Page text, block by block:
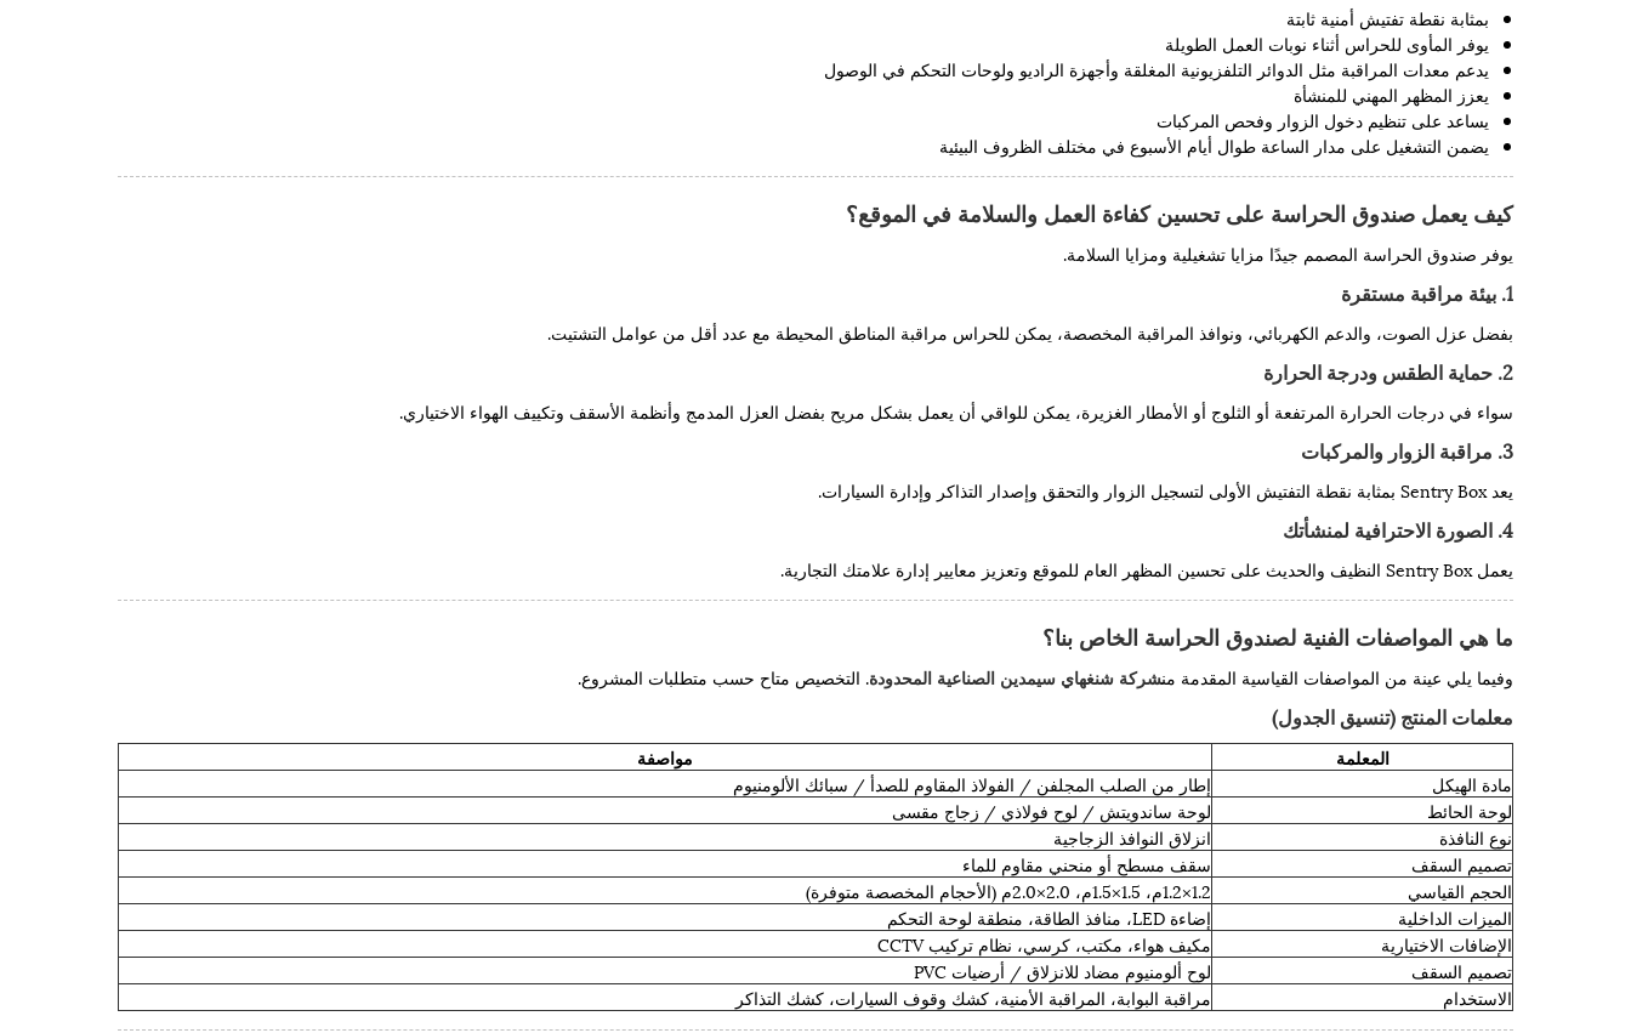
بمثابة نقطة تفتيش أمنية ثابتة
يوفر المأوى للحراس أثناء نوبات العمل الطويلة
يدعم معدات المراقبة مثل الدوائر التلفزيونية المغلقة وأجهزة الراديو ولوحات التحكم في الوصول
يعزز المظهر المهني للمنشأة
يساعد على تنظيم دخول الزوار وفحص المركبات
يضمن التشغيل على مدار الساعة طوال أيام الأسبوع في مختلف الظروف البيئية
كيف يعمل صندوق الحراسة على تحسين كفاءة العمل والسلامة في الموقع؟
يوفر صندوق الحراسة المصمم جيدًا مزايا تشغيلية ومزايا السلامة.
1. بيئة مراقبة مستقرة
بفضل عزل الصوت، والدعم الكهربائي، ونوافذ المراقبة المخصصة، يمكن للحراس مراقبة المناطق المحيطة مع عدد أقل من عوامل التشتيت.
2. حماية الطقس ودرجة الحرارة
سواء في درجات الحرارة المرتفعة أو الثلوج أو الأمطار الغزيرة، يمكن للواقي أن يعمل بشكل مريح بفضل العزل المدمج وأنظمة الأسقف وتكييف الهواء الاختياري.
3. مراقبة الزوار والمركبات
يعد Sentry Box بمثابة نقطة التفتيش الأولى لتسجيل الزوار والتحقق وإصدار التذاكر وإدارة السيارات.
4. الصورة الاحترافية لمنشأتك
يعمل Sentry Box النظيف والحديث على تحسين المظهر العام للموقع وتعزيز معايير إدارة علامتك التجارية.
ما هي المواصفات الفنية لصندوق الحراسة الخاص بنا؟
وفيما يلي عينة من المواصفات القياسية المقدمة منشركة شنغهاي سيمدين الصناعية المحدودة. التخصيص متاح حسب متطلبات المشروع.
معلمات المنتج (تنسيق الجدول)
المعلمة
مواصفة
مادة الهيكل
إطار من الصلب المجلفن / الفولاذ المقاوم للصدأ / سبائك الألومنيوم
لوحة الحائط
لوحة ساندويتش / لوح فولاذي / زجاج مقسى
نوع النافذة
انزلاق النوافذ الزجاجية
تصميم السقف
سقف مسطح أو منحني مقاوم للماء
الحجم القياسي
1.2×1.2م، 1.5×1.5م، 2.0×2.0م (الأحجام المخصصة متوفرة)
الميزات الداخلية
إضاءة LED، منافذ الطاقة، منطقة لوحة التحكم
الإضافات الاختيارية
مكيف هواء، مكتب، كرسي، نظام تركيب CCTV
تصميم السقف
لوح ألومنيوم مضاد للانزلاق / أرضيات PVC
الاستخدام
مراقبة البوابة، المراقبة الأمنية، كشك وقوف السيارات، كشك التذاكر